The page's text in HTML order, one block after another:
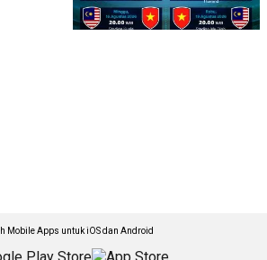
Mobile Apps untuk iOS dan Android